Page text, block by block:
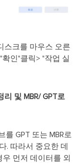
스크를 마우스 오른
확인"클릭> "작업 실
및 MBR/ GPT로
를 GPT 또는 MBR로
. 따라서 중요한 데
먼저 데이터를 외